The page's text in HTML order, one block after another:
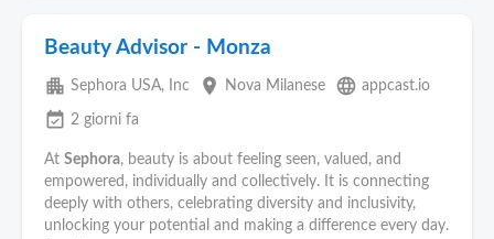
Beauty Advisor - Monza
apartment Sephora USA, Inc place Nova Milanese language appcast.io
event_available 2 giorni fa
At Sephora, beauty is about feeling seen, valued, and
empowered, individually and collectively. It is connecting
deeply with others, celebrating diversity and inclusivity,
unlocking your potential and making a difference every day.